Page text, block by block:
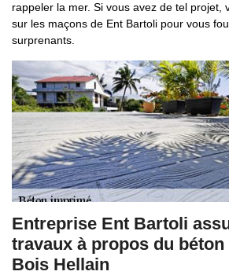
rappeler la mer. Si vous avez de tel projet,
sur les maçons de Ent Bartoli pour vous
surprenants.
Entreprise Ent Bartoli
travaux à propos du
Bois Hellain